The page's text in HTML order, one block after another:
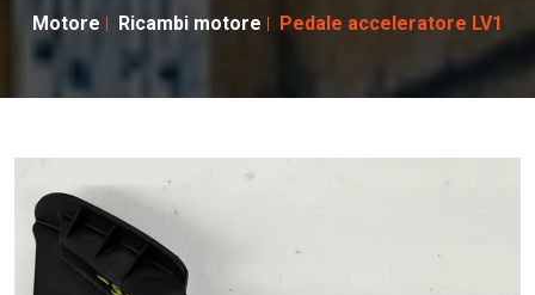
Motore Ricambi motore Pedale acceleratore LV1